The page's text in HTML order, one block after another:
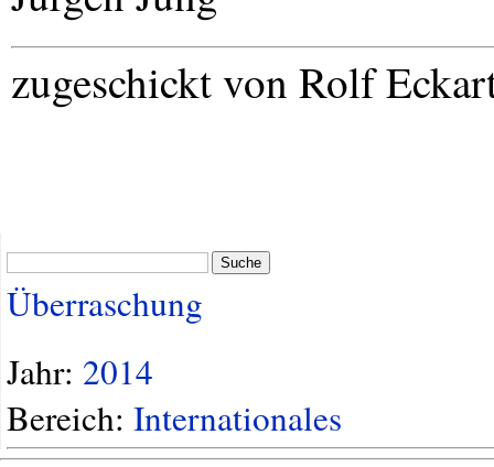
zugeschickt von Rolf
Suche
Überraschung
Jahr: 2014
Bereich: Internationales